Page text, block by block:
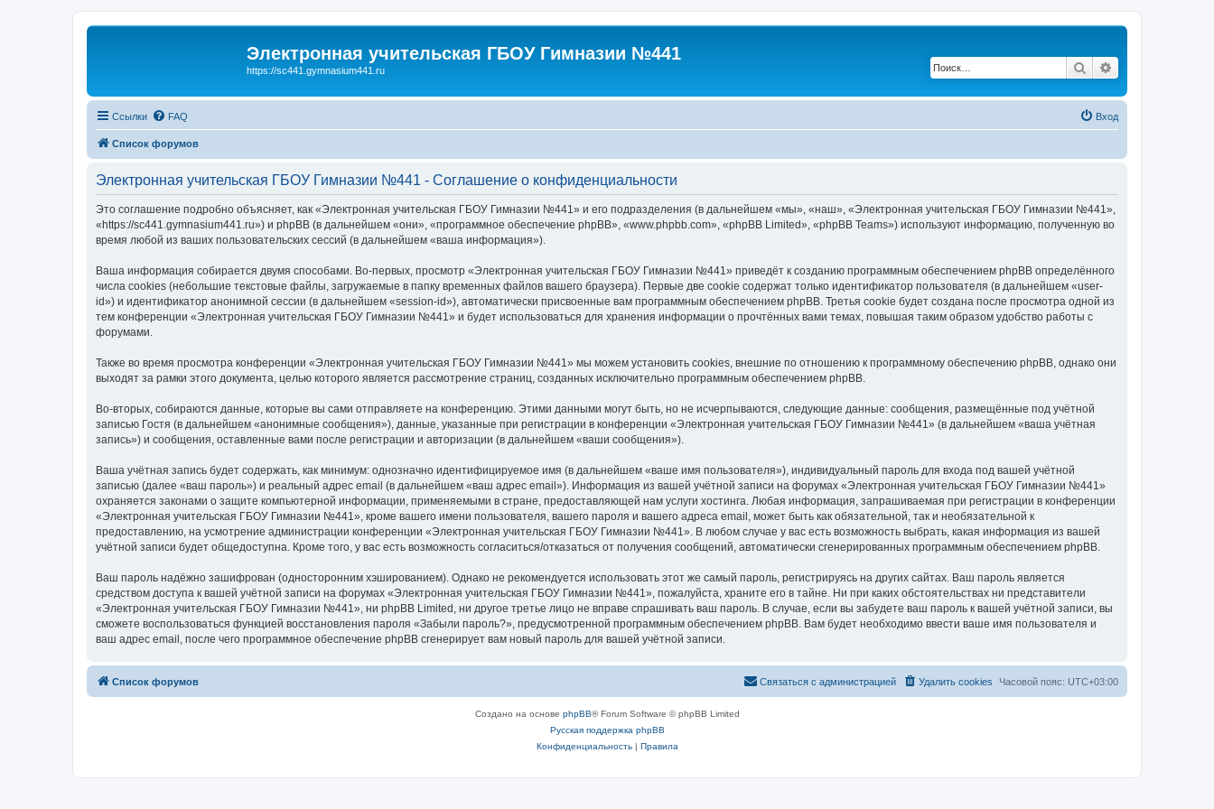
Электронная учительская ГБОУ Гимназии №441
https://sc441.gymnasium441.ru Поиск
Ссылки FAQ Вход
Список форумов
Электронная учительская ГБОУ Гимназии №441 - Соглашение о конфиденциальности
Это соглашение подробно объясняет, как «Электронная учительская ГБОУ Гимназии №441» и его подразделения (в дальнейшем «мы», «наш», «Электронная учительская ГБОУ Гимназии №441»,
«https://sc441.gymnasium441.ru») и phpBB (в дальнейшем «они», «программное обеспечение phpBB», «www.phpbb.com», «phpBB Limited», «phpBB Teams») используют информацию, полученную во
время любой из ваших пользовательских сессий (в дальнейшем «ваша информация»).
Ваша информация собирается двумя способами. Во-первых, просмотр «Электронная учительская ГБОУ Гимназии №441» приведёт к созданию программным обеспечением phpBB определённого
числа cookies (небольшие текстовые файлы, загружаемые в папку временных файлов вашего браузера). Первые две cookie содержат только идентификатор пользователя (в дальнейшем «user-
id») и идентификатор анонимной сессии (в дальнейшем «session-id»), автоматически присвоенные вам программным обеспечением phpBB. Третья cookie будет создана после просмотра одной из
тем конференции «Электронная учительская ГБОУ Гимназии №441» и будет использоваться для хранения информации о прочтённых вами темах, повышая таким образом удобство работы с
форумами.
Также во время просмотра конференции «Электронная учительская ГБОУ Гимназии №441» мы можем установить cookies, внешние по отношению к программному обеспечению phpBB, однако они
выходят за рамки этого документа, целью которого является рассмотрение страниц, созданных исключительно программным обеспечением phpBB.
Во-вторых, собираются данные, которые вы сами отправляете на конференцию. Этими данными могут быть, но не исчерпываются, следующие данные: сообщения, размещённые под учётной
записью Гостя (в дальнейшем «анонимные сообщения»), данные, указанные при регистрации в конференции «Электронная учительская ГБОУ Гимназии №441» (в дальнейшем «ваша учётная
запись») и сообщения, оставленные вами после регистрации и авторизации (в дальнейшем «ваши сообщения»).
Ваша учётная запись будет содержать, как минимум: однозначно идентифицируемое имя (в дальнейшем «ваше имя пользователя»), индивидуальный пароль для входа под вашей учётной
записью (далее «ваш пароль») и реальный адрес email (в дальнейшем «ваш адрес email»). Информация из вашей учётной записи на форумах «Электронная учительская ГБОУ Гимназии №441»
охраняется законами о защите компьютерной информации, применяемыми в стране, предоставляющей нам услуги хостинга. Любая информация, запрашиваемая при регистрации в конференции
«Электронная учительская ГБОУ Гимназии №441», кроме вашего имени пользователя, вашего пароля и вашего адреса email, может быть как обязательной, так и необязательной к
предоставлению, на усмотрение администрации конференции «Электронная учительская ГБОУ Гимназии №441». В любом случае у вас есть возможность выбрать, какая информация из вашей
учётной записи будет общедоступна. Кроме того, у вас есть возможность согласиться/отказаться от получения сообщений, автоматически сгенерированных программным обеспечением phpBB.
Ваш пароль надёжно зашифрован (односторонним хэшированием). Однако не рекомендуется использовать этот же самый пароль, регистрируясь на других сайтах. Ваш пароль является
средством доступа к вашей учётной записи на форумах «Электронная учительская ГБОУ Гимназии №441», пожалуйста, храните его в тайне. Ни при каких обстоятельствах ни представители
«Электронная учительская ГБОУ Гимназии №441», ни phpBB Limited, ни другое третье лицо не вправе спрашивать ваш пароль. В случае, если вы забудете ваш пароль к вашей учётной записи, вы
сможете воспользоваться функцией восстановления пароля «Забыли пароль?», предусмотренной программным обеспечением phpBB. Вам будет необходимо ввести ваше имя пользователя и
ваш адрес email, после чего программное обеспечение phpBB сгенерирует вам новый пароль для вашей учётной записи.
Список форумов Часовой пояс: UTC+03:00
Удалить cookies
Связаться с администрацией
Создано на основе phpBB® Forum Software © phpBB Limited
Русская поддержка phpBB
Конфиденциальность| Правила